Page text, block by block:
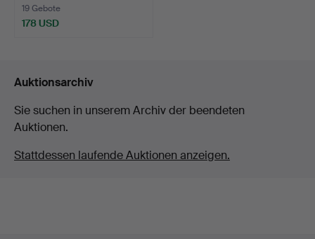
19 Gebote
178 USD
Auktionsarchiv
Sie suchen in unserem Archiv der beendeten
Auktionen.
Stattdessen laufende Auktionen anzeigen.